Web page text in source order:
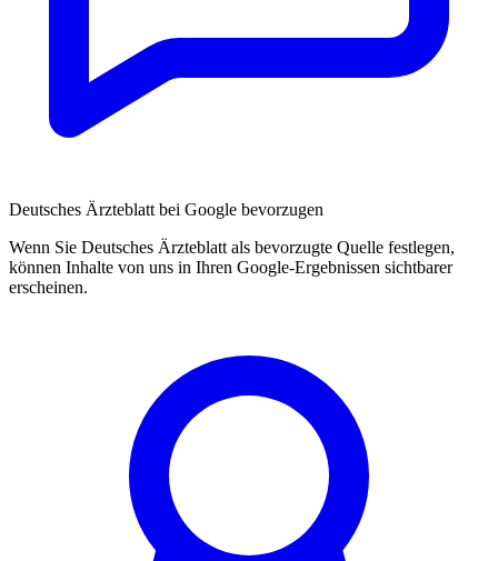
Deutsches Ärzteblatt bei Google bevorzugen
Wenn Sie Deutsches Ärzteblatt als bevorzugte Quelle festlegen,
können Inhalte von uns in Ihren Google-Ergebnissen sichtbarer
erscheinen.